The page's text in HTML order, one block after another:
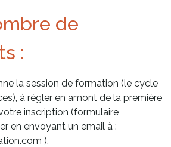
de
:
la session de formation (le cycle
à régler en amont de la première
inscription (formulaire
en envoyant un email à :
).